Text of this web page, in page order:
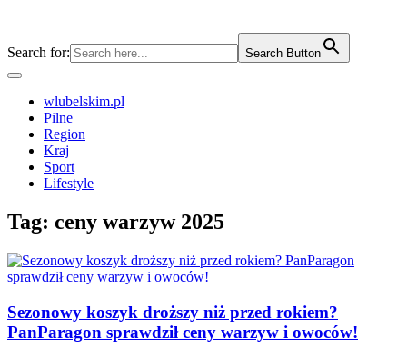
Search for: Search Button
wlubelskim.pl
Pilne
Region
Kraj
Sport
Lifestyle
Tag: ceny warzyw 2025
Sezonowy koszyk droższy niż przed rokiem?
PanParagon sprawdził ceny warzyw i owoców!